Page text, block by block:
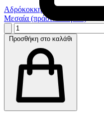
Αδρόκοκκη (μπλε-πράσινο)
Μεσαία (πράσινο-κίτρινο)
Προσθήκη στο καλάθι